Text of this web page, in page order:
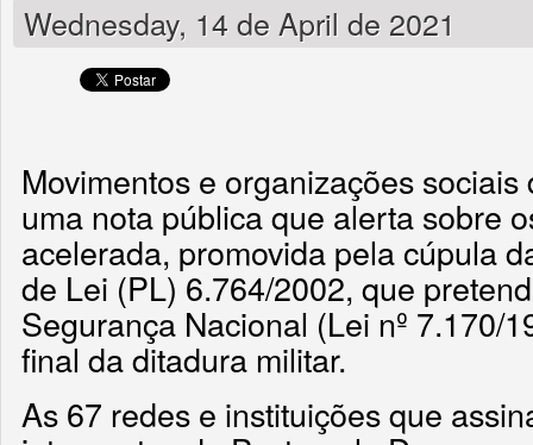
Wednesday, 14 de April de 2021
Movimentos e organizações
uma nota pública que alerta sobre
acelerada, promovida pela cúpula
de Lei (PL) 6.764/2002, que
Segurança Nacional (Lei nº 7.170/
final da ditadura militar.
As 67 redes e instituições que